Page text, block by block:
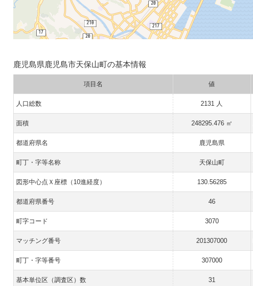
鹿児島県鹿児島市天保山町の基本情報
項目名 値
人口総数 2131 人
面積 248295.476 ㎡
都道府県名 鹿児島県
町丁・字等名称 天保山町
図形中心点Ｘ座標（10進経度） 130.56285
都道府県番号 46
町字コード 3070
マッチング番号 201307000
町丁・字等番号 307000
基本単位区（調査区）数 31